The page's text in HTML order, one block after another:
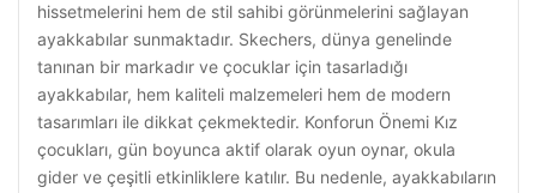
hissetmelerini hem de stil sahibi görünmelerini sağlayan
ayakkabılar sunmaktadır. Skechers, dünya genelinde
tanınan bir markadır ve çocuklar için tasarladığı
ayakkabılar, hem kaliteli malzemeleri hem de modern
tasarımları ile dikkat çekmektedir. Konforun Önemi Kız
çocukları, gün boyunca aktif olarak oyun oynar, okula
gider ve çeşitli etkinliklere katılır. Bu nedenle, ayakkabıların